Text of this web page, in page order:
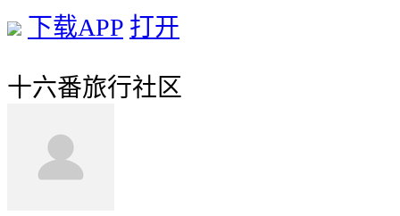
下载APP 打开
十六番旅行社区